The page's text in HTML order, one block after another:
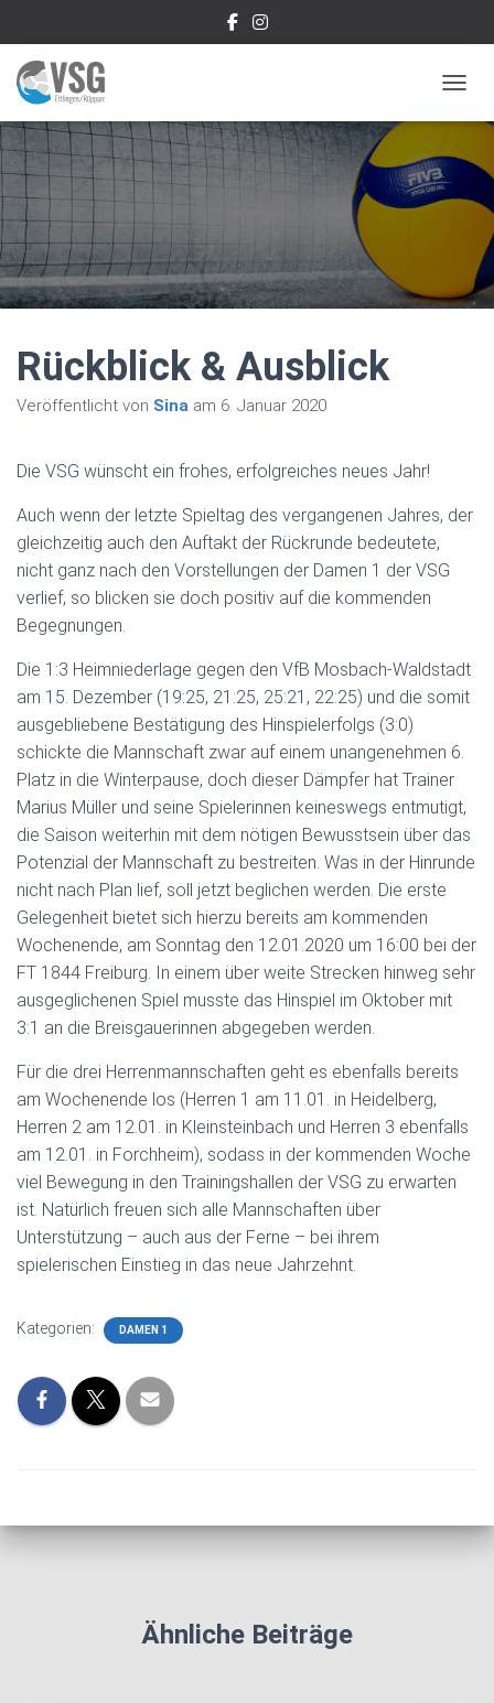
Rückblick & Ausblick
Veröffentlicht von Sina am 6. Januar 2020
Die VSG wünscht ein frohes, erfolgreiches neues Jahr!
Auch wenn der letzte Spieltag des vergangenen Jahres, der
gleichzeitig auch den Auftakt der Rückrunde bedeutete,
nicht ganz nach den Vorstellungen der Damen 1 der VSG
verlief, so blicken sie doch positiv auf die kommenden
Begegnungen.
Die 1:3 Heimniederlage gegen den VfB Mosbach-Waldstadt
am 15. Dezember (19:25, 21:25, 25:21, 22:25) und die somit
ausgebliebene Bestätigung des Hinspielerfolgs (3:0)
schickte die Mannschaft zwar auf einem unangenehmen 6.
Platz in die Winterpause, doch dieser Dämpfer hat Trainer
Marius Müller und seine Spielerinnen keineswegs entmutigt,
die Saison weiterhin mit dem nötigen Bewusstsein über das
Potenzial der Mannschaft zu bestreiten. Was in der Hinrunde
nicht nach Plan lief, soll jetzt beglichen werden. Die erste
Gelegenheit bietet sich hierzu bereits am kommenden
Wochenende, am Sonntag den 12.01.2020 um 16:00 bei der
FT 1844 Freiburg. In einem über weite Strecken hinweg sehr
ausgeglichenen Spiel musste das Hinspiel im Oktober mit
3:1 an die Breisgauerinnen abgegeben werden.
Für die drei Herrenmannschaften geht es ebenfalls bereits
am Wochenende los (Herren 1 am 11.01. in Heidelberg,
Herren 2 am 12.01. in Kleinsteinbach und Herren 3 ebenfalls
am 12.01. in Forchheim), sodass in der kommenden Woche
viel Bewegung in den Trainingshallen der VSG zu erwarten
ist. Natürlich freuen sich alle Mannschaften über
Unterstützung – auch aus der Ferne – bei ihrem
spielerischen Einstieg in das neue Jahrzehnt.
Kategorien: DAMEN 1
Ähnliche Beiträge